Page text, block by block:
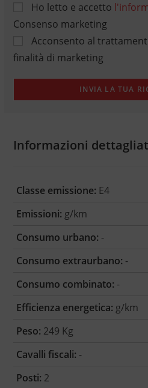
Ho letto e accetto
Consenso marketing
Acconsento al
finalità di marketing
Informazioni
Classe emissione: E4
Emissioni: g/km
Consumo urbano: -
Consumo extraurbano: -
Consumo combinato: -
Efficienza energetica: g/km
Peso: 249 Kg
Cavalli fiscali: -
Posti: 2